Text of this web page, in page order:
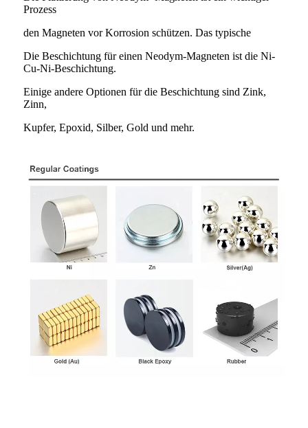
Prozess
den Magneten vor Korrosion schützen. Das typische
Die Beschichtung für einen Neodym-Magneten ist die Ni-
Cu-Ni-Beschichtung.
Einige andere Optionen für die Beschichtung sind Zink,
Zinn,
Kupfer, Epoxid, Silber, Gold und mehr.